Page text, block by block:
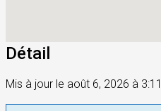
Détail
Mis à jour le août 6, 2026 à